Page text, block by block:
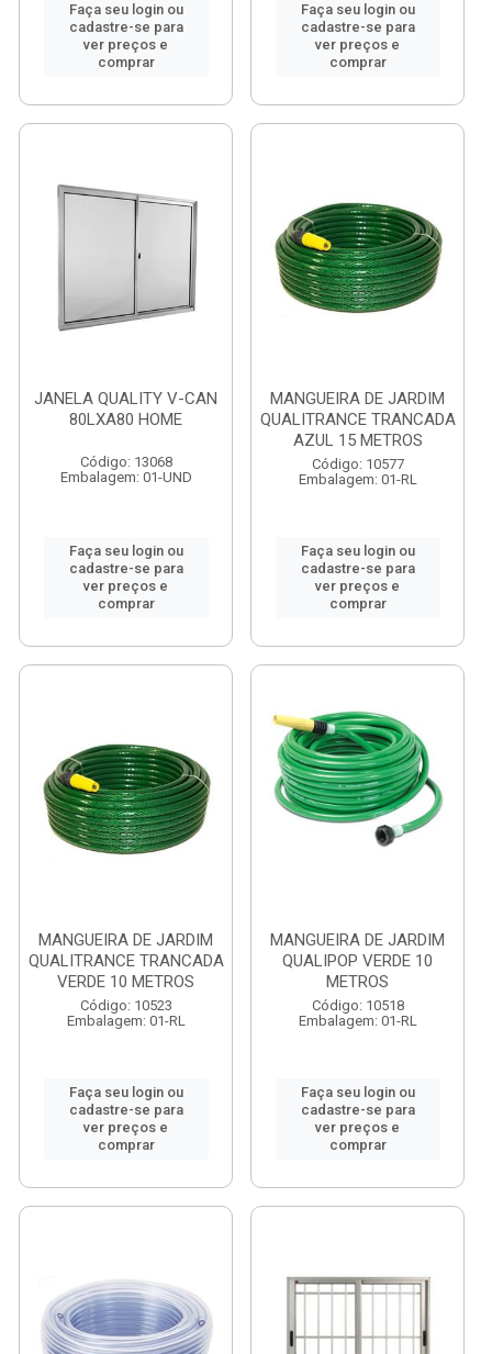
Faça seu login ou
cadastre-se para
ver preços e
comprar
Faça seu login ou
cadastre-se para
ver preços e
comprar
JANELA QUALITY V-CAN
80LXA80 HOME
Código: 13068
Embalagem: 01-UND
Faça seu login ou
cadastre-se para
ver preços e
comprar
MANGUEIRA DE JARDIM
QUALITRANCE TRANCADA
AZUL 15 METROS
Código: 10577
Embalagem: 01-RL
Faça seu login ou
cadastre-se para
ver preços e
comprar
MANGUEIRA DE JARDIM
QUALITRANCE TRANCADA
VERDE 10 METROS
Código: 10523
Embalagem: 01-RL
Faça seu login ou
cadastre-se para
ver preços e
comprar
MANGUEIRA DE JARDIM
QUALIPOP VERDE 10
METROS
Código: 10518
Embalagem: 01-RL
Faça seu login ou
cadastre-se para
ver preços e
comprar